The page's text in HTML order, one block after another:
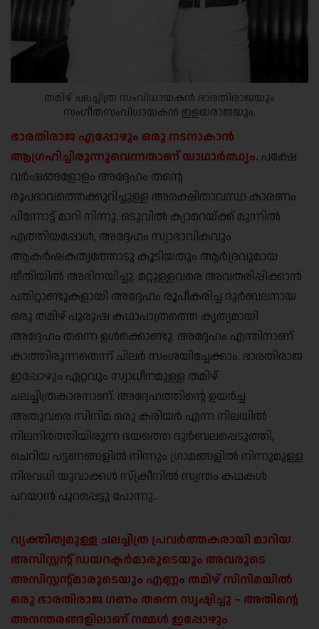
തമിഴ് ചലച്ചിത്ര സംവിധായകൻ ഭാരതിരാജയും
സംഗീതസംവിധായകൻ ഇളയരാജയും.
ഭാരതിരാജ എപ്പോഴും ഒരു നടനാകാൻ
ആഗ്രഹിച്ചിരുന്നുവെന്നതാണ് യാഥാര്‍ത്ഥ്യം. പക്ഷേ
വർഷങ്ങളോളം അദ്ദേഹം തന്റെ
രൂപഭാവത്തെക്കുറിച്ചുള്ള അരക്ഷിതാവസ്ഥ കാരണം
പിന്നോട്ട് മാറി നിന്നു. ഒടുവിൽ ക്യാമറയ്ക്ക് മുന്നിൽ
എത്തിയപ്പോൾ, അദ്ദേഹം സ്വാഭാവികവും
ആകര്‍ഷകത്വത്തോടു കൂടിയതും ആര്‍ദ്രവുമായ
രീതിയില്‍ അഭിനയിച്ചു. മറ്റുള്ളവരെ അവതരിപ്പിക്കാൻ
പതിറ്റാണ്ടുകളായി അദ്ദേഹം രൂപീകരിച്ച ദുർബലനായ
ഒരു തമിഴ് പുരുഷ കഥാപാത്രത്തെ കൃത്യമായി
അദ്ദേഹം തന്നെ ഉള്‍ക്കൊണ്ടു. അദ്ദേഹം എന്തിനാണ്
കാത്തിരുന്നതെന്ന് ചിലര്‍ സംശയിച്ചേക്കാം. ഭാരതിരാജ
ഇപ്പോഴും ഏറ്റവും സ്വാധീനമുള്ള തമിഴ്
ചലച്ചിത്രകാരനാണ്. അദ്ദേഹത്തിന്റെ ഉയർച്ച
അതുവരെ സിനിമ ഒരു കരിയർ എന്ന നിലയിൽ
നിലനിർത്തിയിരുന്ന ഭയത്തെ ദുർബലപ്പെടുത്തി,
ചെറിയ പട്ടണങ്ങളിൽ നിന്നും ഗ്രാമങ്ങളിൽ നിന്നുമുള്ള
നിരവധി യുവാക്കൾ സ്‌ക്രീനിൽ സ്വന്തം കഥകൾ
പറയാൻ പുറപ്പെട്ടു പോന്നു..
വ്യക്തിത്വമുള്ള ചലച്ചിത്ര പ്രവര്‍ത്തകരായി മാറിയ
അസിസ്റ്റന്റ് ഡയറക്ടർമാരുടെയും അവരുടെ
അസിസ്റ്റന്റ്മാരുടെയും എണ്ണം തമിഴ് സിനിമയിൽ
ഒരു ഭാരതിരാജ ഗണം തന്നെ സൃഷ്ടിച്ചു – അതിന്റെ
അനന്തരങ്ങളിലാണ്‌ നമ്മൾ ഇപ്പോഴും